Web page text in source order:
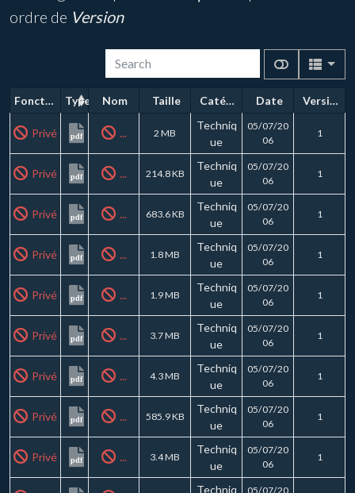
ordre de Version
Fonctions Type Nom Taille Catégorie Date Version
Privé pdf ... 2 MB
Techniq
ue
05/07/20
06
1
Privé pdf ... 214.8 KB
Techniq
ue
05/07/20
06
1
Privé pdf ... 683.6 KB
Techniq
ue
05/07/20
06
1
Privé pdf ... 1.8 MB
Techniq
ue
05/07/20
06
1
Privé pdf ... 1.9 MB
Techniq
ue
05/07/20
06
1
Privé pdf ... 3.7 MB
Techniq
ue
05/07/20
06
1
Privé pdf ... 4.3 MB
Techniq
ue
05/07/20
06
1
Privé pdf ... 585.9 KB
Techniq
ue
05/07/20
06
1
Privé pdf ... 3.4 MB
Techniq
ue
05/07/20
06
1
Techniq 05/07/20